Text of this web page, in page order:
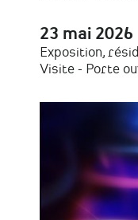
Date
23 mai 2026
Type
Exposition,
Visite - Porte